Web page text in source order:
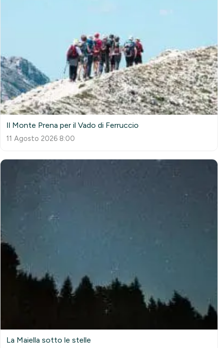
Il Monte Prena per il Vado di Ferruccio
11 Agosto 2026 8:00
La Maiella sotto le stelle